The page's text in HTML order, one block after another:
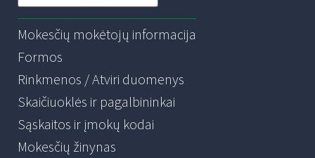
Mokesčių mokėtojų informacija
Formos
Rinkmenos / Atviri duomenys
Skaičiuoklės ir pagalbininkai
Sąskaitos ir įmokų kodai
Mokesčių žinynas